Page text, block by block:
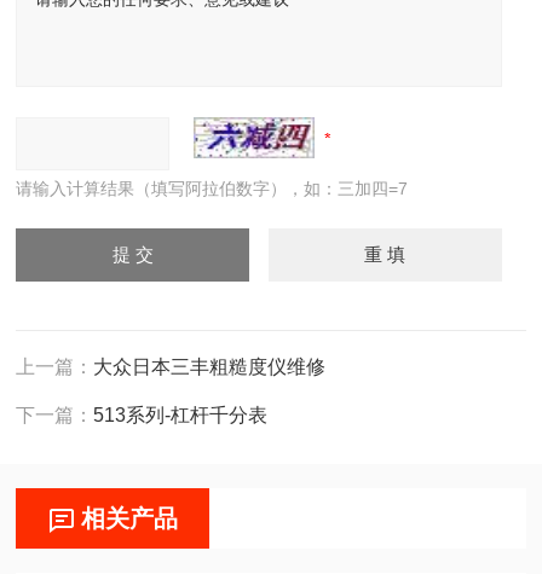
请输入计算结果（填写阿拉伯数字），如：三加四=7
上一篇： 大众日本三丰粗糙度仪维修
下一篇：513系列-杠杆千分表
相关产品